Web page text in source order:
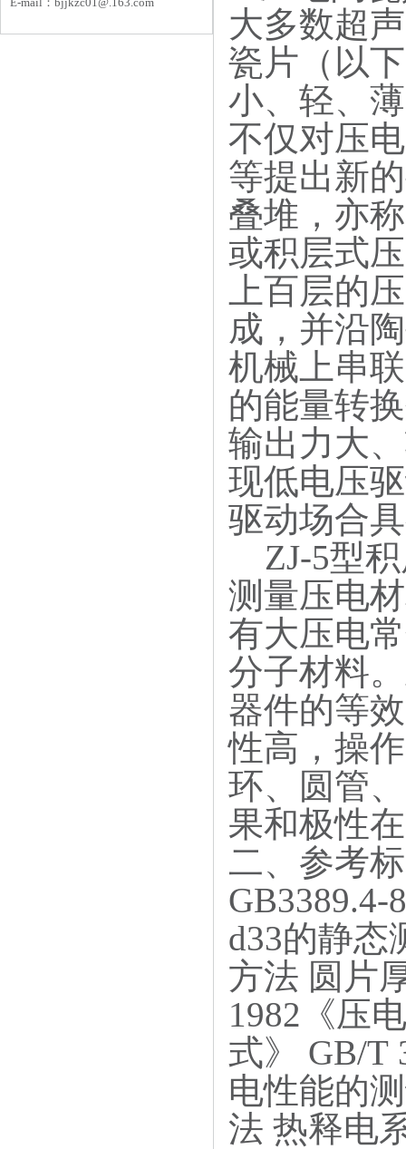
大多数超
瓷片（以
小、轻、
不仅对压
等提出新
叠堆，亦
或积层式
上百层的
成，并沿
机械上串
的能量转
输出力大
现低电压
驱动场合
ZJ-5型积
测量压电
有大压电
分子材料
器件的等
性高，操
环、圆管
果和极性
二、参考
d33的静态
方法 圆片
1982《压
式》 GB/T
电性能的
法 热释电